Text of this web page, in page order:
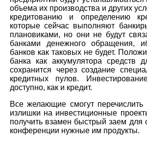
объема их производства и других
кредитованию и определению
которые сейчас выполняют
плановиками, но они не будут
банками денежного обращения,
банков как таковых не будет.
банка как аккумулятора средств
сохранится через создание
кредитных пулов.
доступно, как и кредит.
Все желающие смогут
излишки на инвестиционные
получить взамен быстрый заем для
конференции нужные им продукты.